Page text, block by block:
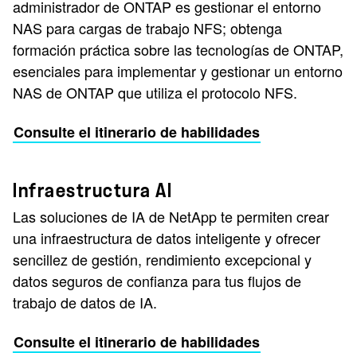
administrador de ONTAP es gestionar el entorno
NAS para cargas de trabajo NFS; obtenga
formación práctica sobre las tecnologías de ONTAP,
esenciales para implementar y gestionar un entorno
NAS de ONTAP que utiliza el protocolo NFS.
Consulte el itinerario de habilidades
Infraestructura AI
Las soluciones de IA de NetApp te permiten crear
una infraestructura de datos inteligente y ofrecer
sencillez de gestión, rendimiento excepcional y
datos seguros de confianza para tus flujos de
trabajo de datos de IA.
Consulte el itinerario de habilidades